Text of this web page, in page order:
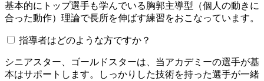
基本的にトップ選手も学んでいる胸郭主導型（個人の動きに
合った動作）理論で長所を伸ばす練習をおこなっています。
指導者はどのような方ですか？
シニアスター、ゴールドスターは、当アカデミーの選手が基
本はサポートします。しっかりした技術を持った選手が一緒